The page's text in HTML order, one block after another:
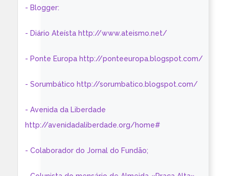
- Blogger:
- Diário Ateísta http://www.ateismo.net/
- Ponte Europa http://ponteeuropa.blogspot.com/
- Sorumbático http://sorumbatico.blogspot.com/
- Avenida da Liberdade
http://avenidadaliberdade.org/home#
- Colaborador do Jornal do Fundão;